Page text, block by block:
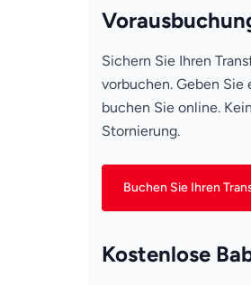
Sichern Sie Ihren
vorbuchen. Geben Sie
buchen Sie online.
Stornierung.
Buchen Sie Ihren
Kostenlose